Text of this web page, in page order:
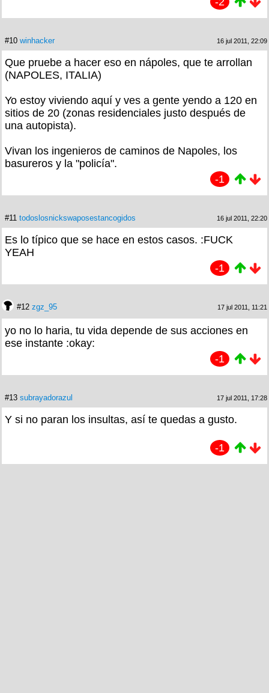
#10 winhacker 16 jul 2011, 22:09
Que pruebe a hacer eso en nápoles, que te arrollan
(NAPOLES, ITALIA)
Yo estoy viviendo aquí y ves a gente yendo a 120 en
sitios de 20 (zonas residenciales justo después de
una autopista).
Vivan los ingenieros de caminos de Napoles, los
basureros y la "policía".
-1
#11 todoslosnickswaposestancogidos 16 jul 2011, 22:20
Es lo típico que se hace en estos casos. :FUCK
YEAH
-1
#12 zgz_95 17 jul 2011, 11:21
yo no lo haria, tu vida depende de sus acciones en
ese instante :okay:
-1
#13 subrayadorazul 17 jul 2011, 17:28
Y si no paran los insultas, así te quedas a gusto.
-1